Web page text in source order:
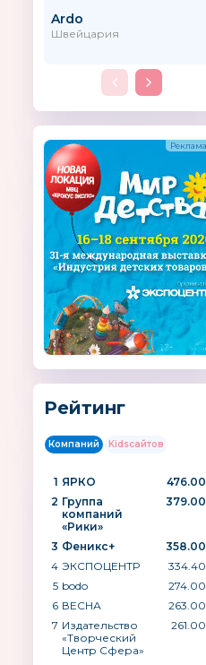
Ardo
Швейцария
Рейтинг
Компаний Kidsсайтов
1 ЯРКО
476.00
2 Группа
компаний
«Рики»
379.00
3 Феникс+
358.00
4 ЭКСПОЦЕНТР
334.40
5 bodo
274.00
6 ВЕСНА
263.00
7 Издательство
«Творческий
Центр Сфера»
261.00